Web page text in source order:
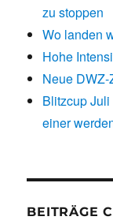
zu stoppen
Wo landen
Hohe
Neue
Blitzcup
einer
BEITRÄGE